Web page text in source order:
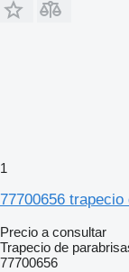
1
77700656
Precio a consultar
Trapecio de
77700656